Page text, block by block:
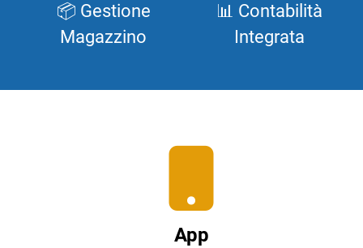
📦 Gestione
Magazzino
📊 Contabilità
Integrata
App